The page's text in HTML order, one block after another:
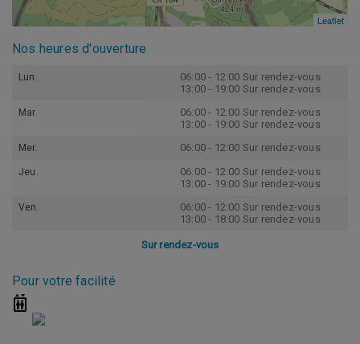
Leaflet
Leaflet
Nos heures d'ouverture
Lun.
06:00 - 12:00 Sur rendez-vous
13:00 - 19:00 Sur rendez-vous
Mar.
06:00 - 12:00 Sur rendez-vous
13:00 - 19:00 Sur rendez-vous
Mer. 06:00 - 12:00 Sur rendez-vous
Jeu.
06:00 - 12:00 Sur rendez-vous
13:00 - 19:00 Sur rendez-vous
Ven.
06:00 - 12:00 Sur rendez-vous
13:00 - 18:00 Sur rendez-vous
Sur rendez-vous
Pour votre facilité